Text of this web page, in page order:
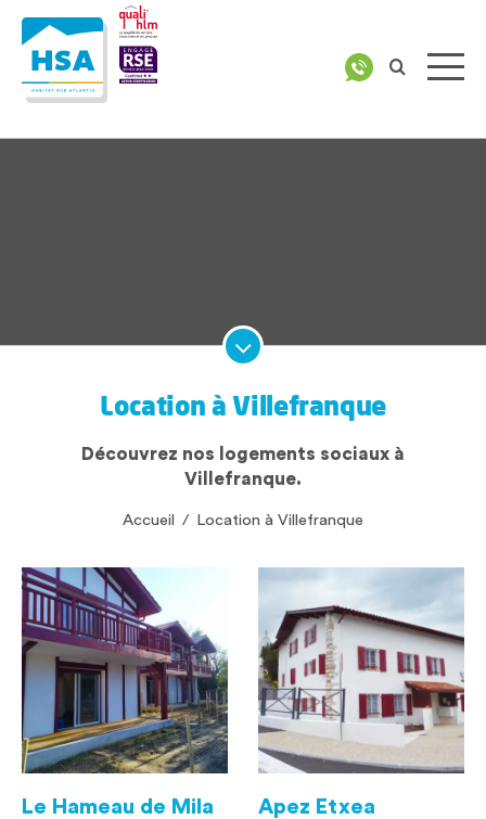
Location à Villefranque
Découvrez nos logements sociaux à
Villefranque.
Accueil / Location à Villefranque
Le Hameau de Mila Apez Etxea